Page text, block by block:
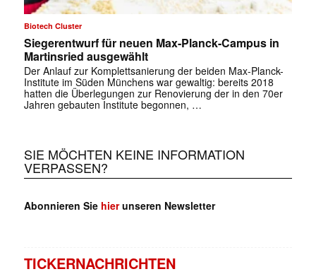
Biotech Cluster
Siegerentwurf für neuen Max-Planck-Campus in
Martinsried ausgewählt
Der Anlauf zur Komplettsanierung der beiden Max-Planck-
Institute im Süden Münchens war gewaltig: bereits 2018
hatten die Überlegungen zur Renovierung der in den 70er
Jahren gebauten Institute begonnen, …
SIE MÖCHTEN KEINE INFORMATION
VERPASSEN?
Abonnieren Sie hierunseren Newsletter
TICKERNACHRICHTEN